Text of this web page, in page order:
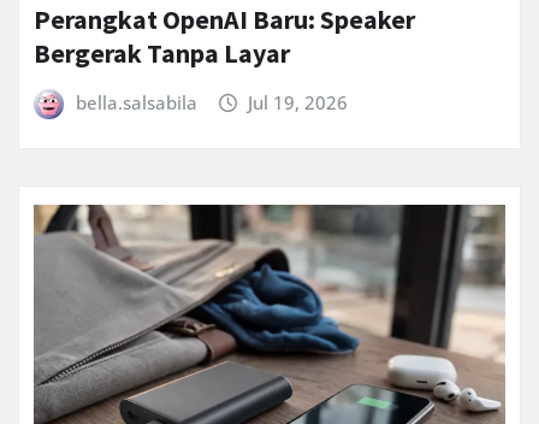
Perangkat OpenAI Baru: Speaker
Bergerak Tanpa Layar
bella.salsabila Jul 19, 2026